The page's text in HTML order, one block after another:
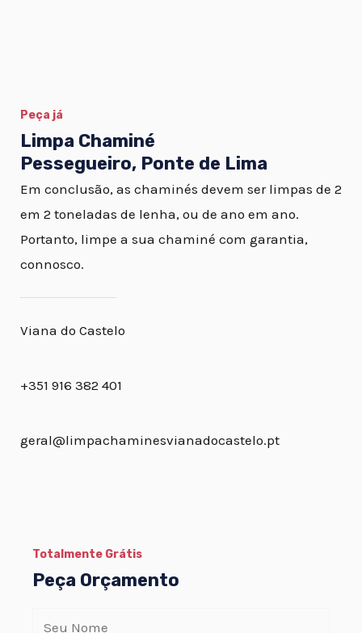
Peça já
Limpa Chaminé
Pessegueiro, Ponte de Lima
Em conclusão, as chaminés devem ser limpas de 2
em 2 toneladas de lenha, ou de ano em ano.
Portanto, limpe a sua chaminé com garantia,
connosco.
Viana do Castelo
+351 916 382 401
geral@limpachaminesvianadocastelo.pt
Totalmente Grátis
Peça Orçamento